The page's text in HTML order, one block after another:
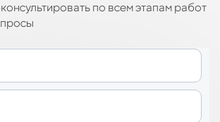
по всем этапам работ